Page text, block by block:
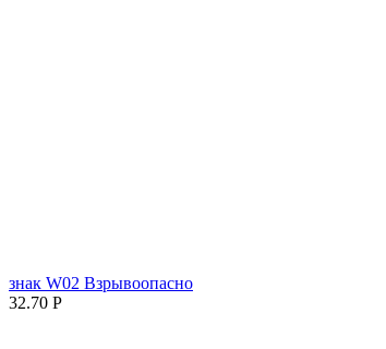
знак W02 Взрывоопасно
32.70 Р